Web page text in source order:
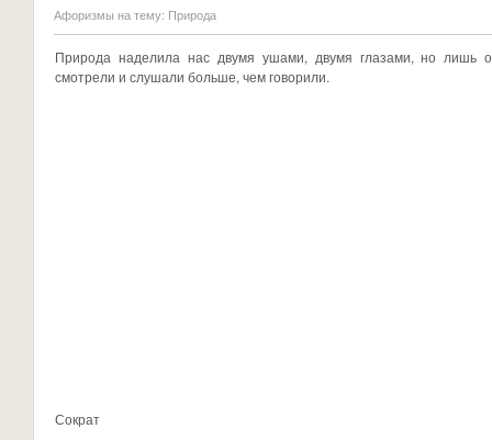
Афоризмы на тему: Природа
Природа наделила нас двумя ушами, двумя глазами, но лишь
смотрели и слушали больше, чем говорили.
Сократ